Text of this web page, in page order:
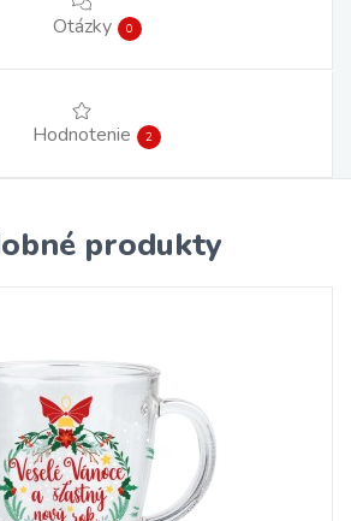
Otázky 0
Hodnotenie 2
produkty